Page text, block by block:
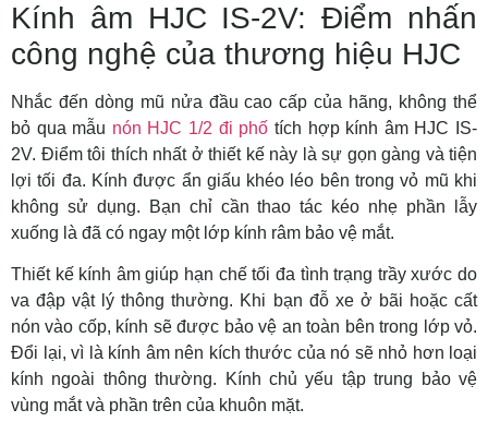
Kính âm HJC IS-2V: Điểm nhấn
công nghệ của thương hiệu HJC
Nhắc đến dòng mũ nửa đầu cao cấp của hãng, không thể
bỏ qua mẫu nón HJC 1/2 đi phố tích hợp kính âm HJC IS-
2V. Điểm tôi thích nhất ở thiết kế này là sự gọn gàng và tiện
lợi tối đa. Kính được ẩn giấu khéo léo bên trong vỏ mũ khi
không sử dụng. Bạn chỉ cần thao tác kéo nhẹ phần lẫy
xuống là đã có ngay một lớp kính râm bảo vệ mắt.
Thiết kế kính âm giúp hạn chế tối đa tình trạng trầy xước do
va đập vật lý thông thường. Khi bạn đỗ xe ở bãi hoặc cất
nón vào cốp, kính sẽ được bảo vệ an toàn bên trong lớp vỏ.
Đổi lại, vì là kính âm nên kích thước của nó sẽ nhỏ hơn loại
kính ngoài thông thường. Kính chủ yếu tập trung bảo vệ
vùng mắt và phần trên của khuôn mặt.